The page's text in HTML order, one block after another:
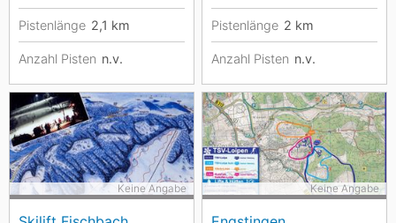
Pistenlänge 2,1 km
Anzahl Pisten n.v.
Pistenlänge 2 km
Anzahl Pisten n.v.
Keine Angabe Keine Angabe